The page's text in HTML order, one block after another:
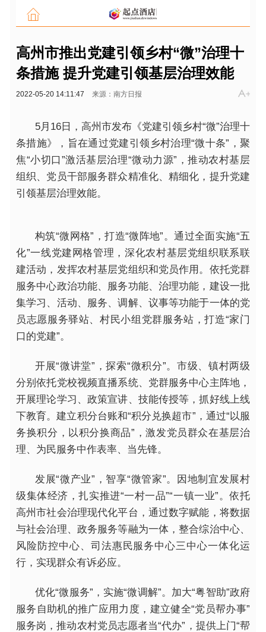
高州市推出党建引领乡村“微”治理十
条措施 提升党建引领基层治理效能
2022-05-20 14:11:47 来源：南方日报
5月16日，高州市发布《党建引领乡村“微”治理十
条措施》，旨在通过党建引领乡村治理“微十条”，聚
焦“小切口”激活基层治理“微动力源”，推动农村基层
组织、党员干部服务群众精准化、精细化，提升党建
引领基层治理效能。
构筑“微网格”，打造“微阵地”。通过全面实施“五
化”一线党建网格管理，深化农村基层党组织联系联
建活动，发挥农村基层党组织和党员作用。依托党群
服务中心政治功能、服务功能、治理功能，建设一批
集学习、活动、服务、调解、议事等功能于一体的党
员志愿服务驿站、村民小组党群服务站，打造“家门
口的党建”。
开展“微讲堂”，探索“微积分”。市级、镇村两级
分别依托党校视频直播系统、党群服务中心主阵地，
开展理论学习、政策宣讲、技能传授等，抓好线上线
下教育。建立积分台账和“积分兑换超市”，通过“以服
务换积分，以积分换商品”，激发党员群众在基层治
理、为民服务中作表率、当先锋。
发展“微产业”，智享“微管家”。因地制宜发展村
级集体经济，扎实推进“一村一品”“一镇一业”。依托
高州市社会治理现代化平台，通过数字赋能，将数据
与社会治理、政务服务等融为一体，整合综治中心、
风险防控中心、司法惠民服务中心三中心一体化运
行，实现群众有诉必应。
优化“微服务”，实施“微调解”。加大“粤智助”政府
服务自助机的推广应用力度，建立健全“党员帮办事”
服务岗，推动农村党员志愿者当“代办”，提供上门“帮